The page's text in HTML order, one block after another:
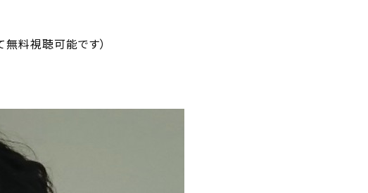
料視聴可能です）